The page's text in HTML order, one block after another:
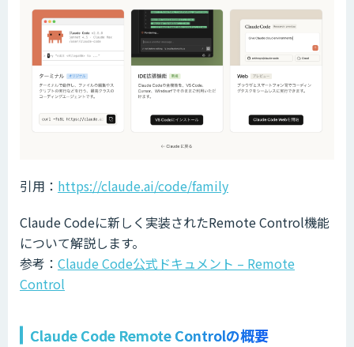
引用： https://claude.ai/code/family
Claude Codeに新しく実装されたRemote Control機能
について解説します。
参考： Claude Code公式ドキュメント – Remote
Control
Claude Code Remote Controlの概要